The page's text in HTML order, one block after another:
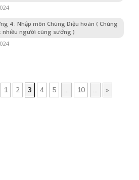
4 : Nhập môn Chúng Diệu hoàn ( Chúng
nhiều người cùng sướng )
1 2 3 4 5 ... 10 ...
»